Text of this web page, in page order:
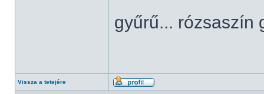
gyűrű... rózsaszín
Vissza a tetejére